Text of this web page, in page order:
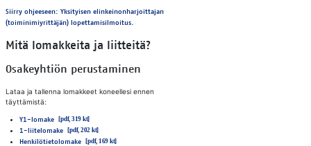
Siirry ohjeeseen: Yksityisen elinkeinonharjoittajan
(toiminimiyrittäjän) lopettamisilmoitus.
Mitä lomakkeita ja liitteitä?
Osakeyhtiön perustaminen
Lataa ja tallenna lomakkeet koneellesi ennen
täyttämistä:
Y1-lomake
1-liitelomake
Henkilötietolomake